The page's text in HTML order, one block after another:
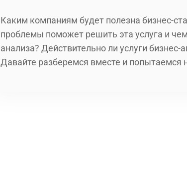
Каким компаниям будет полезна бизнес-
проблемы поможет решить эта услуга и
анализа? Действительно ли услуги
Давайте разберемся вместе и попытаемся